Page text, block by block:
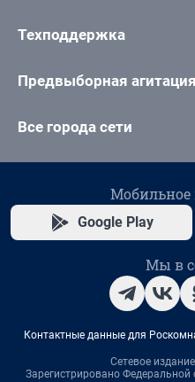
Техподдержка
Предвыборная агитация
Все города сети
Google Play
Мы в
Контактные данные для
Сетевое
Зарегистрировано Федеральной